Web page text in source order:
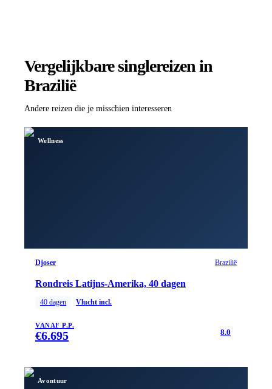
Vergelijkbare singlereizen in
Brazilië
Andere reizen die je misschien interesseren
Wellness
Djoser Brazilië
Rondreis Latijns-Amerika, 40 dagen
40 dagen Vlucht incl.
VANAF P.P.
€6.695 8.0
Avontuur